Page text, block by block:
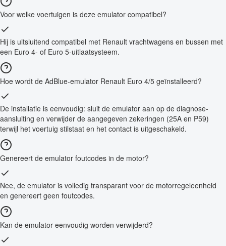
Voor welke voertuigen is deze emulator compatibel?
Hij is uitsluitend compatibel met Renault vrachtwagens en bussen met
een Euro 4- of Euro 5-uitlaatsysteem.
Hoe wordt de AdBlue-emulator Renault Euro 4/5 geïnstalleerd?
De installatie is eenvoudig: sluit de emulator aan op de diagnose-
aansluiting en verwijder de aangegeven zekeringen (25A en P59)
terwijl het voertuig stilstaat en het contact is uitgeschakeld.
Genereert de emulator foutcodes in de motor?
Nee, de emulator is volledig transparant voor de motorregeleenheid
en genereert geen foutcodes.
Kan de emulator eenvoudig worden verwijderd?